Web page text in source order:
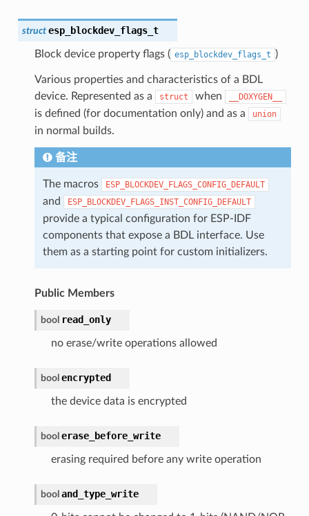
struct esp_blockdev_flags_t
Block device property flags ( esp_blockdev_flags_t )
Various properties and characteristics of a BDL
device. Represented as a
struct when __DOXYGEN__
is defined (for documentation only) and as a union
in normal builds.
备注
The macros ESP_BLOCKDEV_FLAGS_CONFIG_DEFAULT
and ESP_BLOCKDEV_FLAGS_INST_CONFIG_DEFAULT
provide a typical configuration for ESP-IDF
components that expose a BDL interface. Use
them as a starting point for custom initializers.
Public Members
bool read_only
no erase/write operations allowed
bool encrypted
the device data is encrypted
bool erase_before_write
erasing required before any write operation
bool and_type_write